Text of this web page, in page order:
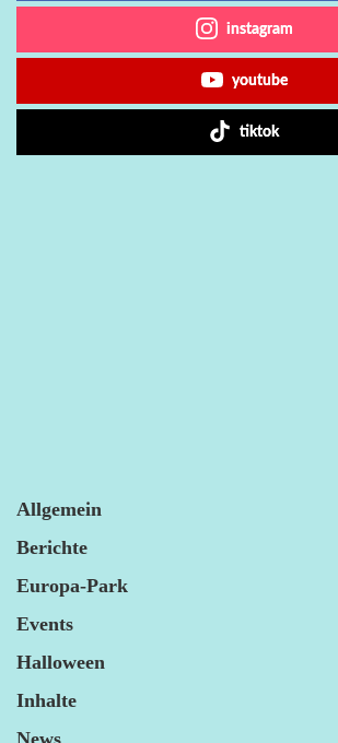
instagram
youtube
tiktok
Allgemein
Berichte
Europa-Park
Events
Halloween
Inhalte
News